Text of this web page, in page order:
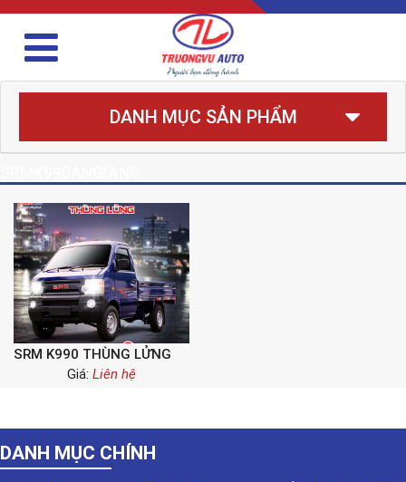
DANH MỤC SẢN PHẨM
SRM K990 THÙNG LỬNG
Giá: Liên hệ
DANH MỤC CHÍNH